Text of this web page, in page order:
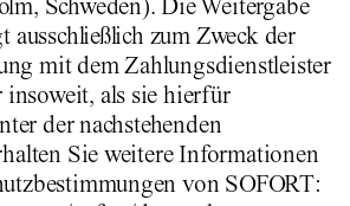
ausschließlich zum Zweck der
mit dem Zahlungsdienstleister
insoweit, als sie hierfür
der nachstehenden
Sie weitere Informationen
von SOFORT: